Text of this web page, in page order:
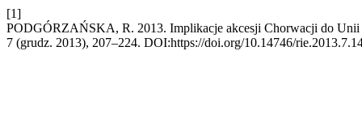
[1]
PODGÓRZAŃSKA, R. 2013. Implikacje akcesji Chorwacji do
7 (grudz. 2013), 207–224. DOI:https://doi.org/10.14746/